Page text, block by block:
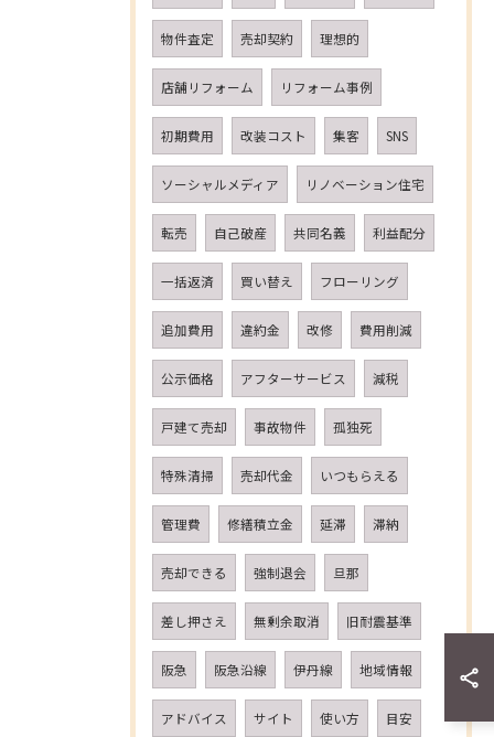
物件査定 売却契約 理想的
店舗リフォーム リフォーム事例
初期費用 改装コスト 集客 SNS
ソーシャルメディア リノベーション住宅
転売 自己破産 共同名義 利益配分
一括返済 買い替え フローリング
追加費用 違約金 改修 費用削減
公示価格 アフターサービス 減税
戸建て売却 事故物件 孤独死
特殊清掃 売却代金 いつもらえる
管理費 修繕積立金 延滞 滞納
売却できる 強制退会 旦那
差し押さえ 無剰余取消 旧耐震基準
阪急 阪急沿線 伊丹線 地域情報
アドバイス サイト 使い方 目安